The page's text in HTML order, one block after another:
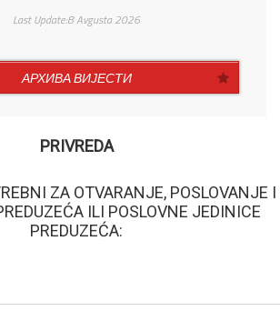
Last Update:8 Avgusta 2026
АРХИВА ВИЈЕСТИ
PRIVREDA
ZA OTVARANJE, POSLOVANJE I
ILI POSLOVNE JEDINICE
PREDUZEĆA: